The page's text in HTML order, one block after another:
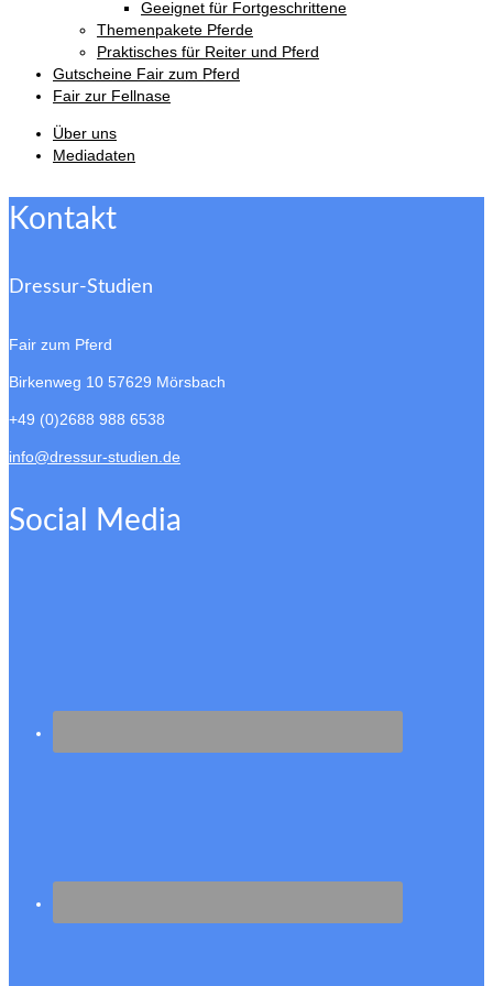
Geeignet für Fortgeschrittene
Themenpakete Pferde
Praktisches für Reiter und Pferd
Gutscheine Fair zum Pferd
Fair zur Fellnase
Über uns
Mediadaten
Kontakt
Dressur-Studien
Fair zum Pferd
Birkenweg 10 57629 Mörsbach
+49 (0)2688 988 6538
info@dressur-studien.de
Social Media